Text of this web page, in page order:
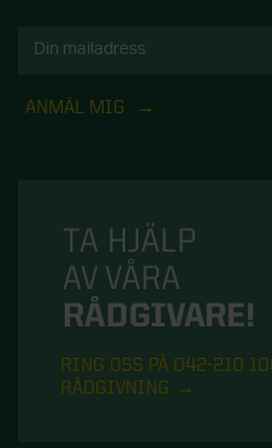
ANMÄL MIG
TA HJÄLP
AV VÅRA
RÅDGIVARE!
RING OSS PÅ 042-210
RÅDGIVNING